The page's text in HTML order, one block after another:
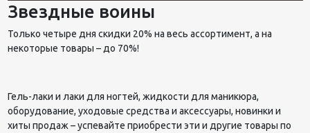
Звездные воины
Только четыре дня скидки 20% на весь ассортимент, а на
некоторые товары – до 70%!
Гель-лаки и лаки для ногтей, жидкости для маникюра,
оборудование, уходовые средства и аксессуары, новинки и
хиты продаж – успевайте приобрести эти и другие товары по